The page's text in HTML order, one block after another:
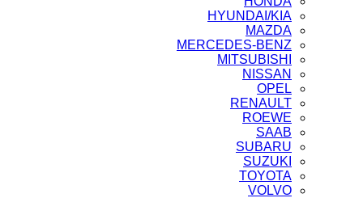
HYUNDAI/KIA
MAZDA
MERCEDES-BENZ
MITSUBISHI
NISSAN
OPEL
RENAULT
ROEWE
SAAB
SUBARU
SUZUKI
TOYOTA
VOLVO